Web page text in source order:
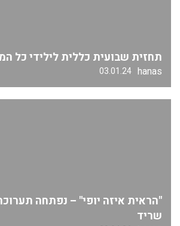
תחזית שבועית כללית לילידי כל
hanas
03.01.24
"הראית איזה יופי" – נפתחה
שריד